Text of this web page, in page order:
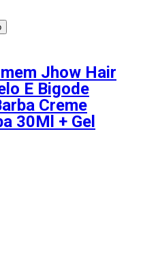
Jhow Hair
E Bigode
Creme
30Ml + Gel